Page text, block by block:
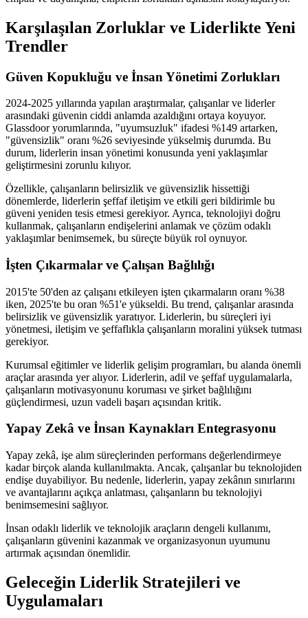
Karşılaşılan Zorluklar ve Liderlikte Yeni
Trendler
Güven Kopukluğu ve İnsan Yönetimi Zorlukları
2024-2025 yıllarında yapılan araştırmalar, çalışanlar ve liderler
arasındaki güvenin ciddi anlamda azaldığını ortaya koyuyor.
Glassdoor yorumlarında, "uyumsuzluk" ifadesi %149 artarken,
"güvensizlik" oranı %26 seviyesinde yükselmiş durumda. Bu
durum, liderlerin insan yönetimi konusunda yeni yaklaşımlar
geliştirmesini zorunlu kılıyor.
Özellikle, çalışanların belirsizlik ve güvensizlik hissettiği
dönemlerde, liderlerin şeffaf iletişim ve etkili geri bildirimle bu
güveni yeniden tesis etmesi gerekiyor. Ayrıca, teknolojiyi doğru
kullanmak, çalışanların endişelerini anlamak ve çözüm odaklı
yaklaşımlar benimsemek, bu süreçte büyük rol oynuyor.
İşten Çıkarmalar ve Çalışan Bağlılığı
2015'te 50'den az çalışanı etkileyen işten çıkarmaların oranı %38
iken, 2025'te bu oran %51'e yükseldi. Bu trend, çalışanlar arasında
belirsizlik ve güvensizlik yaratıyor. Liderlerin, bu süreçleri iyi
yönetmesi, iletişim ve şeffaflıkla çalışanların moralini yüksek tutması
gerekiyor.
Kurumsal eğitimler ve liderlik gelişim programları, bu alanda önemli
araçlar arasında yer alıyor. Liderlerin, adil ve şeffaf uygulamalarla,
çalışanların motivasyonunu koruması ve şirket bağlılığını
güçlendirmesi, uzun vadeli başarı açısından kritik.
Yapay Zekâ ve İnsan Kaynakları Entegrasyonu
Yapay zekâ, işe alım süreçlerinden performans değerlendirmeye
kadar birçok alanda kullanılmakta. Ancak, çalışanlar bu teknolojiden
endişe duyabiliyor. Bu nedenle, liderlerin, yapay zekânın sınırlarını
ve avantajlarını açıkça anlatması, çalışanların bu teknolojiyi
benimsemesini sağlıyor.
İnsan odaklı liderlik ve teknolojik araçların dengeli kullanımı,
çalışanların güvenini kazanmak ve organizasyonun uyumunu
artırmak açısından önemlidir.
Geleceğin Liderlik Stratejileri ve
Uygulamaları